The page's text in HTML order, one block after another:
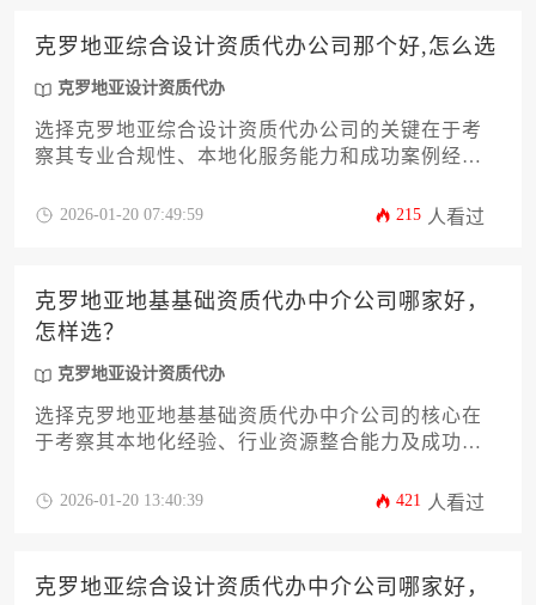
克罗地亚综合设计资质代办公司那个好,怎么选
克罗地亚设计资质代办
选择克罗地亚综合设计资质代办公司的关键在于考
察其专业合规性、本地化服务能力和成功案例经
办实力的服务机构。
2026-01-20 07:49:59 215 人看过
克罗地亚地基基础资质代办中介公司哪家好，
怎样选？
克罗地亚设计资质代办
选择克罗地亚地基基础资质代办中介公司的核心在
于考察其本地化经验、行业资源整合能力及成功案
体系及跨境沟通效率来筛选优质合作伙伴。
2026-01-20 13:40:39 421 人看过
克罗地亚综合设计资质代办中介公司哪家好，